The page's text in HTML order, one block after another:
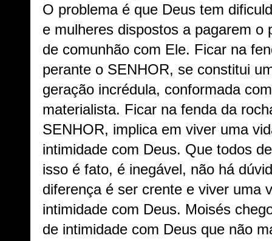
O problema é que Deus tem
e mulheres dispostos a pagarem o
de comunhão com Ele. Ficar na
perante o SENHOR, se constitui
geração incrédula, conformada
materialista. Ficar na fenda da
SENHOR, implica em viver uma
intimidade com Deus. Que todos
isso é fato, é inegável, não há
diferença é ser crente e viver uma
intimidade com Deus. Moisés
de intimidade com Deus que não